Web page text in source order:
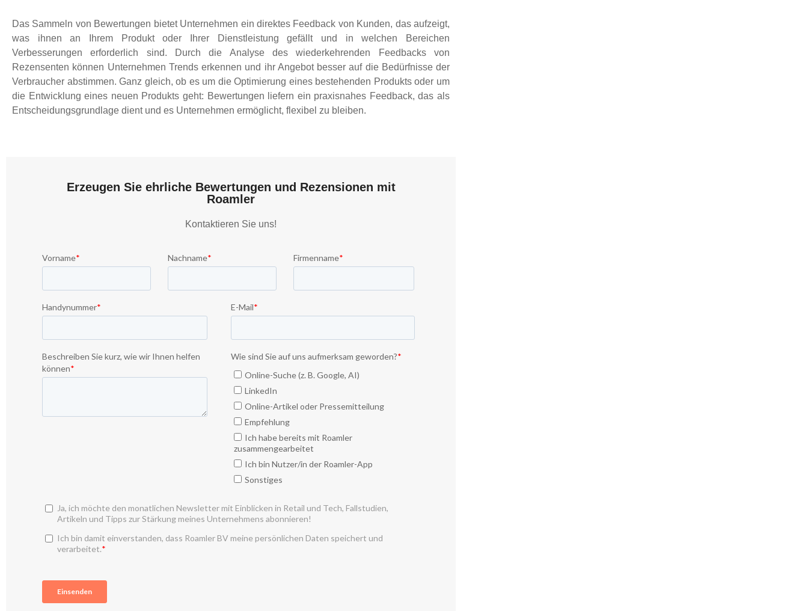
Das Sammeln von Bewertungen bietet Unternehmen ein direktes Feedback von Kunden, das aufzeigt,
was ihnen an Ihrem Produkt oder Ihrer Dienstleistung gefällt und in welchen Bereichen
Verbesserungen erforderlich sind. Durch die Analyse des wiederkehrenden Feedbacks von
Rezensenten können Unternehmen Trends erkennen und ihr Angebot besser auf die Bedürfnisse der
Verbraucher abstimmen. Ganz gleich, ob es um die Optimierung eines bestehenden Produkts oder um
die Entwicklung eines neuen Produkts geht: Bewertungen liefern ein praxisnahes Feedback, das als
Entscheidungsgrundlage dient und es Unternehmen ermöglicht, flexibel zu bleiben.
Erzeugen Sie ehrliche Bewertungen und Rezensionen mit
Roamler
Kontaktieren Sie uns!